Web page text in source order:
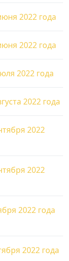
2022 года
2022 года
2022 года
2022 года
2022
2022
2022 года
2022 года